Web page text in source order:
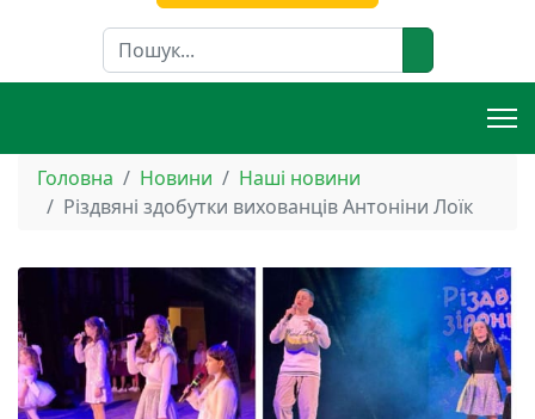
Пошук
Головна Новини
Наші новини
Різдвяні здобутки вихованців Антоніни Лоїк